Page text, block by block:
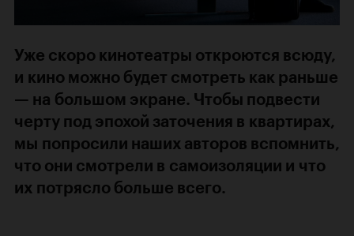
Уже скоро кинотеатры откроются всюду,
и кино можно будет смотреть как раньше
— на большом экране. Чтобы подвести
черту под эпохой заточения в квартирах,
мы попросили наших авторов вспомнить,
что они смотрели в самоизоляции и что
их потрясло больше всего.